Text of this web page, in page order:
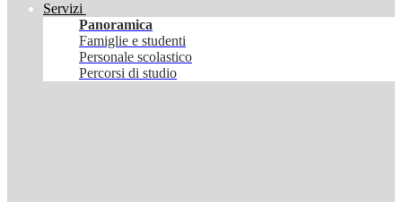
Servizi
Panoramica
Famiglie e studenti
Personale scolastico
Percorsi di studio